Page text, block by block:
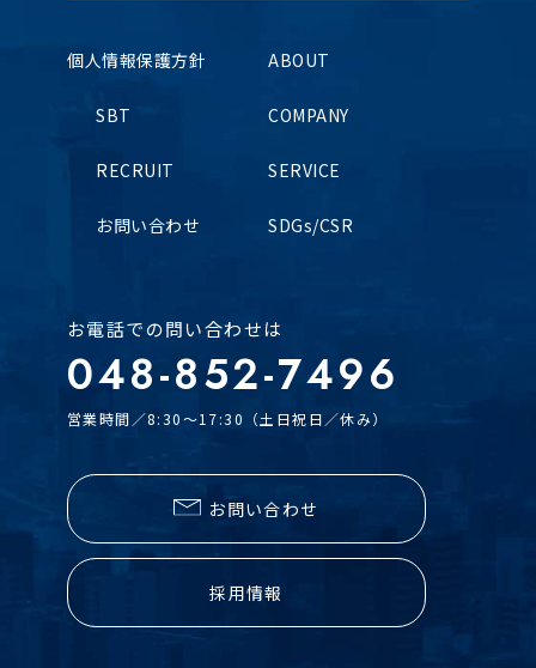
ABOUT
COMPANY
SERVICE
SDGs/CSR
SBT
RECRUIT
お問い合わせ
個人情報保護方針
お電話での問い合わせは
048-852-7496
営業時間／8:30～17:30（土日祝日／休み）
お問い合わせ
採用情報